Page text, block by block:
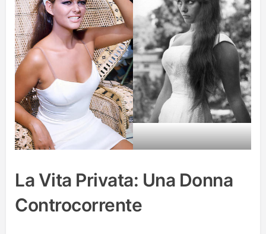
La Vita Privata: Una Donna
Controcorrente